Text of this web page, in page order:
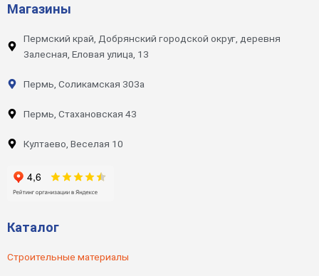
Магазины
Пермский край, Добрянский городской округ, деревня
Залесная, Еловая улица, 13
Пермь, Соликамская 303а
Пермь, Стахановская 43
Култаево, Веселая 10
Каталог
Строительные материалы